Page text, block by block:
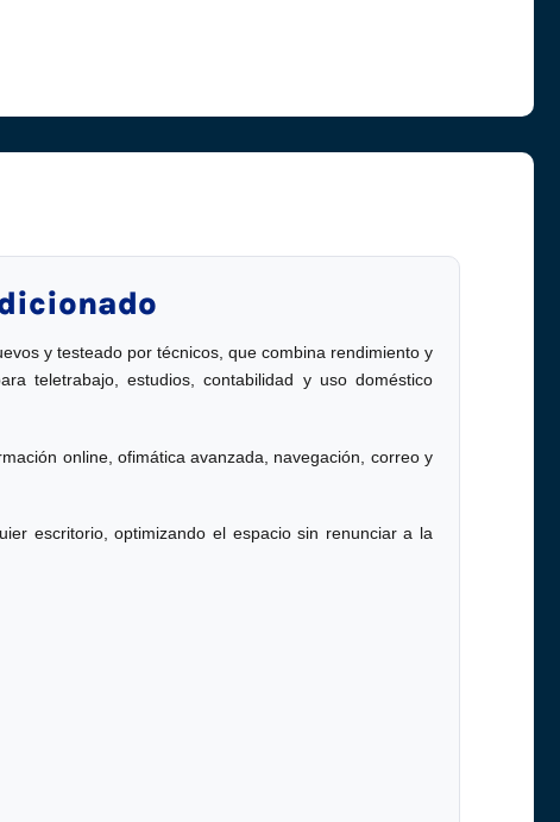
y testeado por técnicos, que combina rendimiento y
teletrabajo, estudios, contabilidad y uso doméstico
online, ofimática avanzada, navegación, correo y
escritorio, optimizando el espacio sin renunciar a la